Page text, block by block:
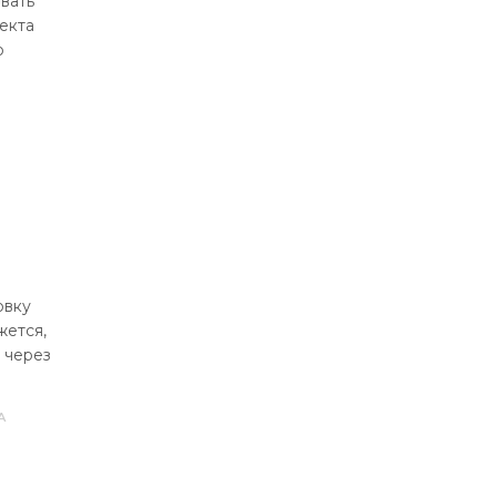
через